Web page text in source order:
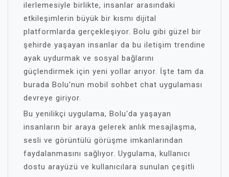
ilerlemesiyle birlikte, insanlar arasındaki
etkileşimlerin büyük bir kısmı dijital
platformlarda gerçekleşiyor. Bolu gibi güzel bir
şehirde yaşayan insanlar da bu iletişim trendine
ayak uydurmak ve sosyal bağlarını
güçlendirmek için yeni yollar arıyor. İşte tam da
burada Bolu'nun mobil sohbet chat uygulaması
devreye giriyor.
Bu yenilikçi uygulama, Bolu'da yaşayan
insanların bir araya gelerek anlık mesajlaşma,
sesli ve görüntülü görüşme imkanlarından
faydalanmasını sağlıyor. Uygulama, kullanıcı
dostu arayüzü ve kullanıcılara sunulan çeşitli